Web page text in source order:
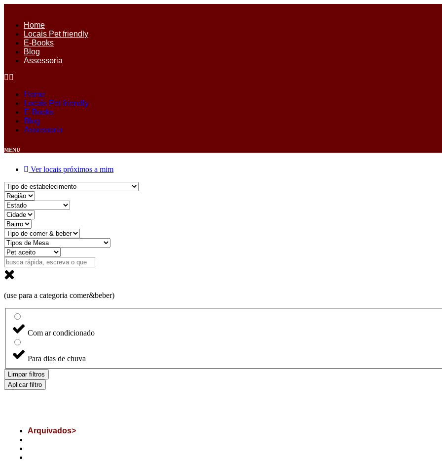
conteúdo
Home
Locais Pet friendly
E-Books
Blog
Assessoria
Home
Locais Pet friendly
E-Books
Blog
Assessoria
MENU
Ver locais próximos a mim
(use para a categoria comer&beber)
Com ar condicionado
Para dias de chuva
Limpar filtros
Aplicar filtro
Arquivados>